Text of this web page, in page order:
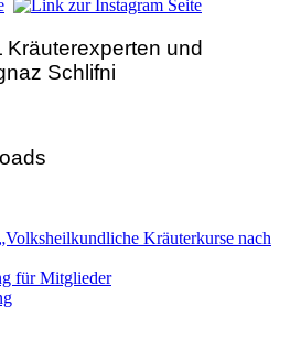
und
Schlifni
Kräuterkurse nach
für Mitglieder